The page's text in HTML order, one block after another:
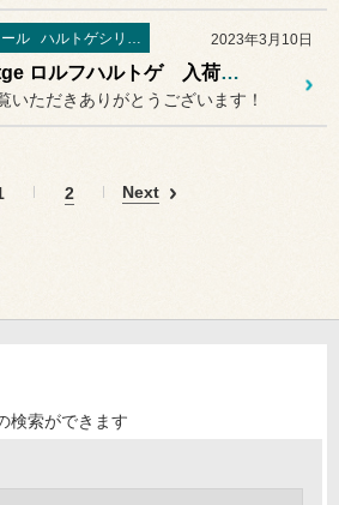
ル ハルトゲシリーズ 2023年3月10日
Rolfhartge ロルフハルトゲ 入荷ホイール第２弾！
いただきありがとうございます！
2 Next
検索ができます